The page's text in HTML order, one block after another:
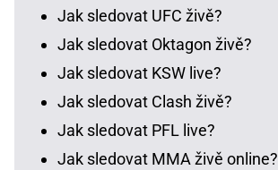
Jak sledovat UFC živě?
Jak sledovat Oktagon živě?
Jak sledovat KSW live?
Jak sledovat Clash živě?
Jak sledovat PFL live?
Jak sledovat MMA živě online?